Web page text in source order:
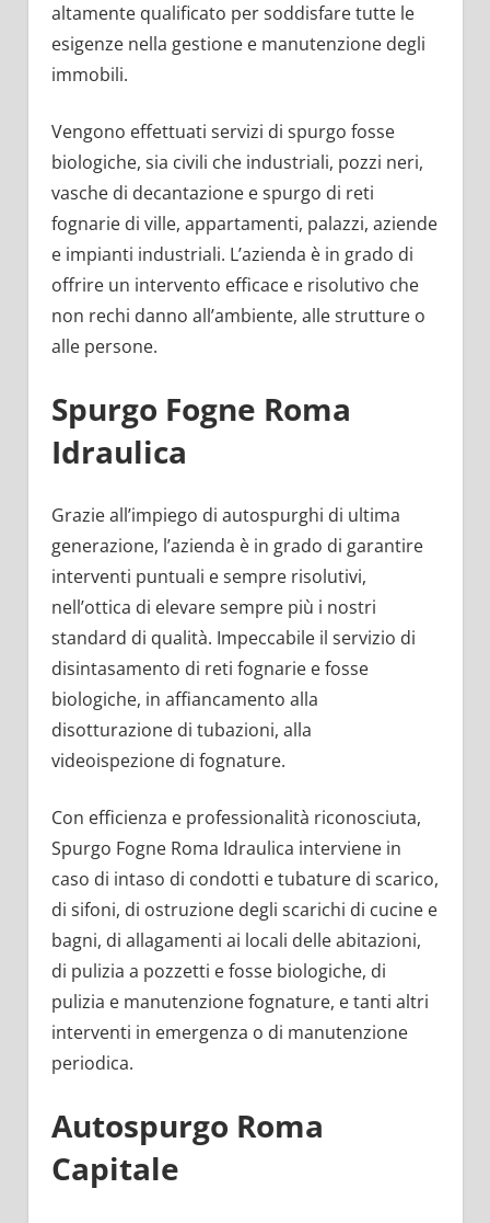
altamente qualificato per soddisfare tutte le
esigenze nella gestione e manutenzione degli
immobili.
Vengono effettuati servizi di spurgo fosse
biologiche, sia civili che industriali, pozzi neri,
vasche di decantazione e spurgo di reti
fognarie di ville, appartamenti, palazzi, aziende
e impianti industriali. L’azienda è in grado di
offrire un intervento efficace e risolutivo che
non rechi danno all’ambiente, alle strutture o
alle persone.
Spurgo Fogne Roma
Idraulica
Grazie all’impiego di autospurghi di ultima
generazione, l’azienda è in grado di garantire
interventi puntuali e sempre risolutivi,
nell’ottica di elevare sempre più i nostri
standard di qualità. Impeccabile il servizio di
disintasamento di reti fognarie e fosse
biologiche, in affiancamento alla
disotturazione di tubazioni, alla
videoispezione di fognature.
Con efficienza e professionalità riconosciuta,
Spurgo Fogne Roma Idraulica interviene in
caso di intaso di condotti e tubature di scarico,
di sifoni, di ostruzione degli scarichi di cucine e
bagni, di allagamenti ai locali delle abitazioni,
di pulizia a pozzetti e fosse biologiche, di
pulizia e manutenzione fognature, e tanti altri
interventi in emergenza o di manutenzione
periodica.
Autospurgo Roma
Capitale